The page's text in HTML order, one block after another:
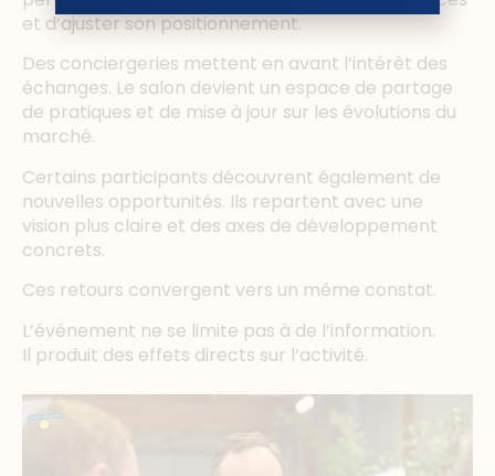
et d’ajuster son positionnement.
Des conciergeries mettent en avant l’intérêt des
échanges. Le salon devient un espace de partage
de pratiques et de mise à jour sur les évolutions du
marché.
Certains participants découvrent également de
nouvelles opportunités. Ils repartent avec une
vision plus claire et des axes de développement
concrets.
Ces retours convergent vers un même constat.
L’événement ne se limite pas à de l’information.
Il produit des effets directs sur l’activité.